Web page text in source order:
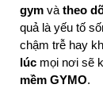
gym và theo
quả là yếu tố
chậm trễ hay
lúc mọi nơi sẽ
mềm GYMO.